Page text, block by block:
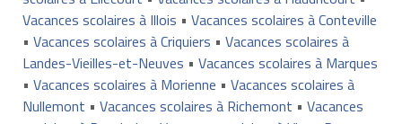
Vacances scolaires à Illois • Vacances scolaires à Conteville
• Vacances scolaires à Criquiers • Vacances scolaires à
Landes-Vieilles-et-Neuves • Vacances scolaires à Marques
• Vacances scolaires à Morienne • Vacances scolaires à
Nullemont • Vacances scolaires à Richemont • Vacances